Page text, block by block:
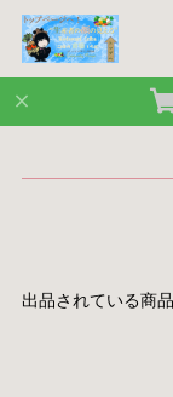
出品されている商